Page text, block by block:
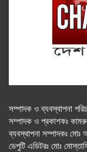
সম্পাদক ও ব্যবস্থাপনা
সম্পাদক ও প্রকাশকঃ
ব্যবস্থাপনা সম্পাদকঃ মোঃ
ডেপুটি এডিটরঃ মোঃ